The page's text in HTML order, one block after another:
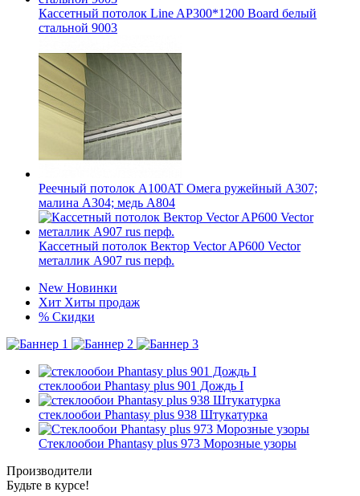
Кассетный потолок Line AP300*1200 Board белый
стальной 9003
Реечный потолок A100AT Омега ружейный А307;
малина А304; медь А804
Кассетный потолок Вектор Veсtor AP600 Vector
металлик А907 rus перф.
New Новинки
Хит Хиты продаж
% Скидки
стеклообои Phantasy plus 901 Дождь I
стеклообои Phantasy plus 938 Штукатурка
Стеклообои Phantasy plus 973 Морозные узоры
Производители
Будьте в курсе!